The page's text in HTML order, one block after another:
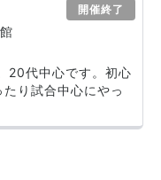
開催終了
20代中心です。初心
り試合中心にやっ